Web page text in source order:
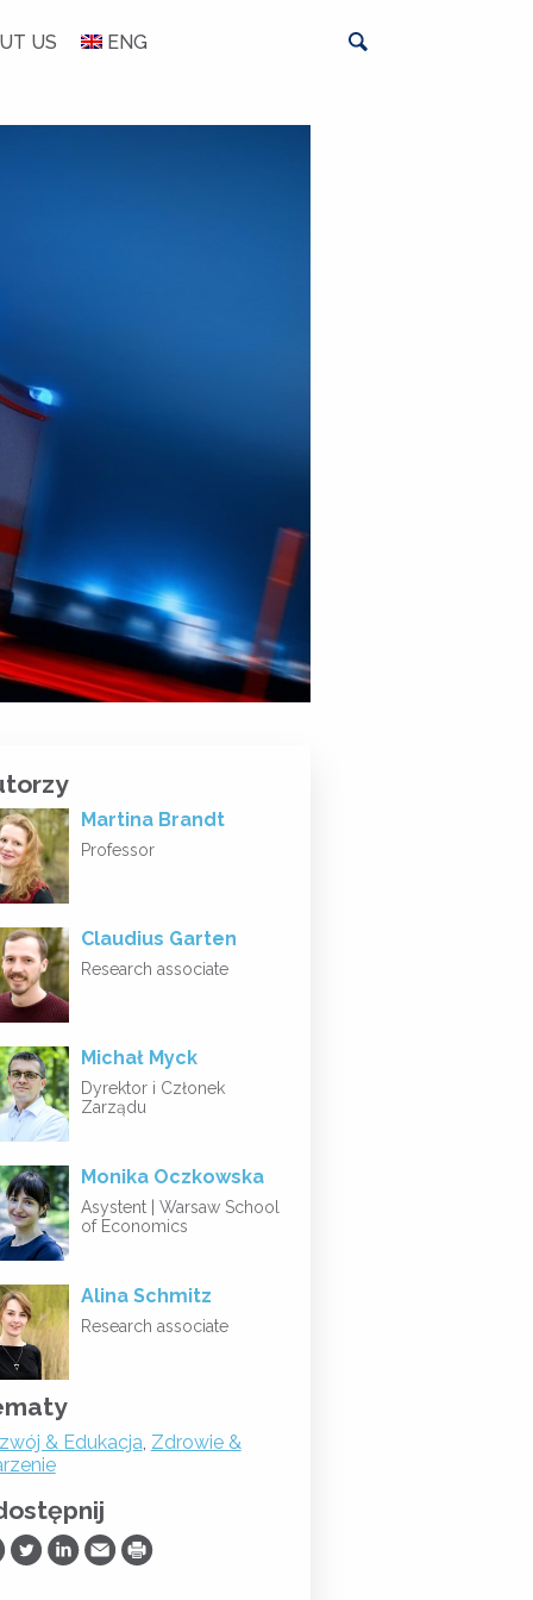
US ENG
Martina Brandt
Professor
Claudius Garten
Research associate
Michał Myck
Dyrektor i Członek
Zarządu
Monika Oczkowska
Asystent | Warsaw School
of Economics
Alina Schmitz
Research associate
& Edukacja, Zdrowie &
na Facebooku
Udostępnij na Twitterze
Udostępnij na LinkedIn
Prześlij Emailem
Drukuj